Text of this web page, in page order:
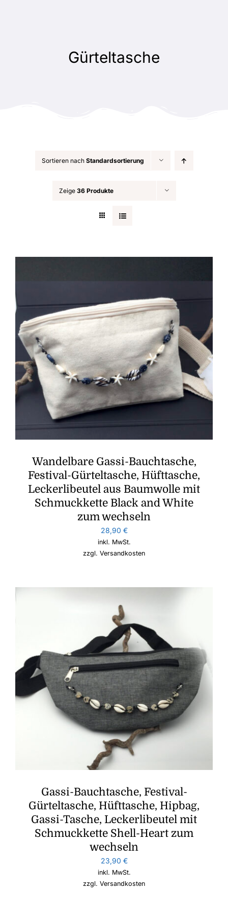
Gürteltasche
Sortieren nach Standardsortierung
Zeige 36 Produkte
Wandelbare Gassi-Bauchtasche,
Festival-Gürteltasche, Hüfttasche,
Leckerlibeutel aus Baumwolle mit
Schmuckkette Black and White
zum wechseln
28,90 €
inkl. MwSt.
zzgl. Versandkosten
Gassi-Bauchtasche, Festival-
Gürteltasche, Hüfttasche, Hipbag,
Gassi-Tasche, Leckerlibeutel mit
Schmuckkette Shell-Heart zum
wechseln
23,90 €
inkl. MwSt.
zzgl. Versandkosten